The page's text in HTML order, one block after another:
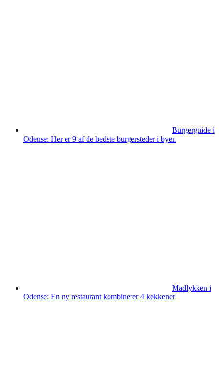
Burgerguide i
Odense: Her er 9 af de bedste burgersteder i byen
Madlykken i
Odense: En ny restaurant kombinerer 4 køkkener